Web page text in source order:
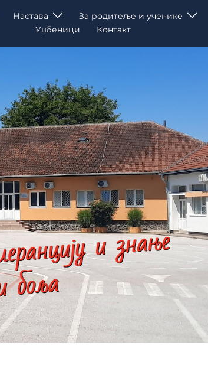
Настава За родитеље и ученике
Уџбеници
Контакт